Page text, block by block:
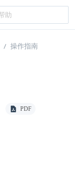
操作指南
PDF